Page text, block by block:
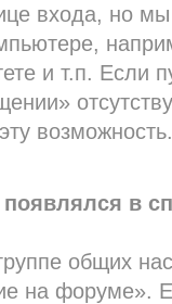
входа, но
и т.п. Если
возможность.
в
общих
на форуме».